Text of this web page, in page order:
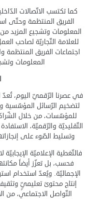
كما تكتسب الاتّصالات
الفريق المنتظمة وحتّى
المعلومات وتشجيع المزيد
للعلامة التّجاريّة لصاحب
اجتماعات الفريق المنتظمة
المعلومات
في عصرنا الرّقميّ اليوم، تُعدّ
لتضخيم الرّسائل
للمؤسّسات، من خلال
التّقليديّة والرّقميّة،
وتسليط الضّوء على
فالتّغطية الإعلاميّة
فحسب، بل تعزّز أيضاً
الإجماليّة. ويُعدّ استخدام
إنتاج محتوىً تعليميٍّ
التّواصل الاجتماعي، من